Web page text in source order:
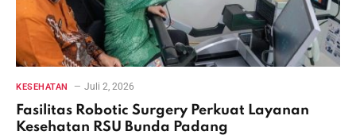
KESEHATAN Juli 2, 2026
Fasilitas Robotic Surgery Perkuat Layanan
Kesehatan RSU Bunda Padang